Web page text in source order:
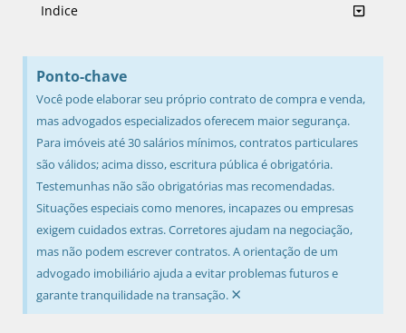
Indice
Ponto-chave
Você pode elaborar seu próprio contrato de compra e venda,
mas advogados especializados oferecem maior segurança.
Para imóveis até 30 salários mínimos, contratos particulares
são válidos; acima disso, escritura pública é obrigatória.
Testemunhas não são obrigatórias mas recomendadas.
Situações especiais como menores, incapazes ou empresas
exigem cuidados extras. Corretores ajudam na negociação,
mas não podem escrever contratos. A orientação de um
advogado imobiliário ajuda a evitar problemas futuros e
garante tranquilidade na transação. ×